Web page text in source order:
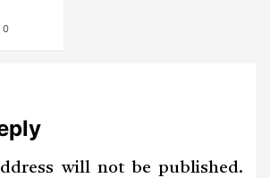
0
will not be published.